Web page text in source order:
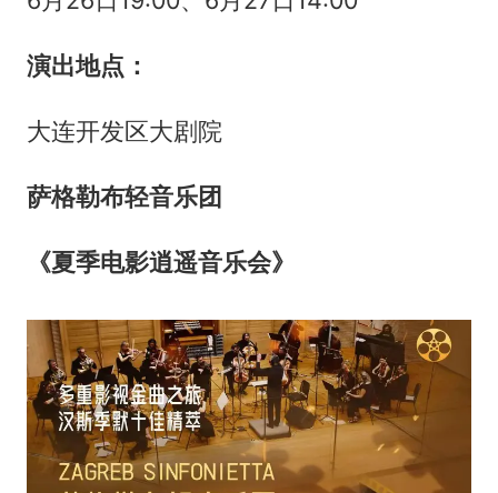
演出地点：
大连开发区大剧院
萨格勒布轻音乐团
《夏季电影逍遥音乐会》